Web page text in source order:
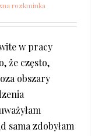
rozkminka
w pracy
że często,
obszary
sama zdobyłam